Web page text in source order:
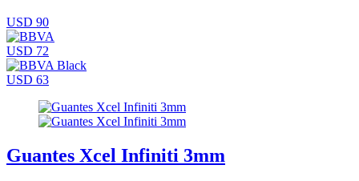
USD 90
USD 72
USD 63
Guantes Xcel Infiniti 3mm